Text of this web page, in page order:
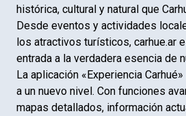
histórica, cultural y natural que
Desde eventos y actividades
los atractivos turísticos, carhue.ar
entrada a la verdadera esencia de
La aplicación «Experiencia
a un nuevo nivel. Con funciones
mapas detallados, información